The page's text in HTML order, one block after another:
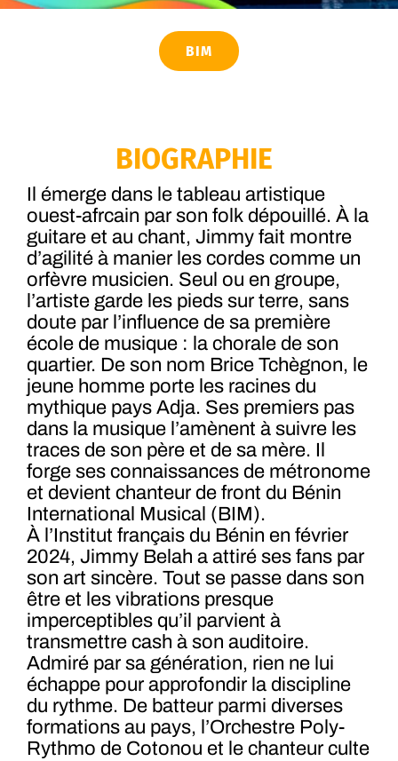
BIM
BIOGRAPHIE
Il émerge dans le tableau artistique
ouest-afrcain par son folk dépouillé. À la
guitare et au chant, Jimmy fait montre
d’agilité à manier les cordes comme un
orfèvre musicien. Seul ou en groupe,
l’artiste garde les pieds sur terre, sans
doute par l’influence de sa première
école de musique : la chorale de son
quartier. De son nom Brice Tchègnon, le
jeune homme porte les racines du
mythique pays Adja. Ses premiers pas
dans la musique l’amènent à suivre les
traces de son père et de sa mère. Il
forge ses connaissances de métronome
et devient chanteur de front du Bénin
International Musical (BIM).
À l’Institut français du Bénin en février
2024, Jimmy Belah a attiré ses fans par
son art sincère. Tout se passe dans son
être et les vibrations presque
imperceptibles qu’il parvient à
transmettre cash à son auditoire.
Admiré par sa génération, rien ne lui
échappe pour approfondir la discipline
du rythme. De batteur parmi diverses
formations au pays, l’Orchestre Poly-
Rythmo de Cotonou et le chanteur culte